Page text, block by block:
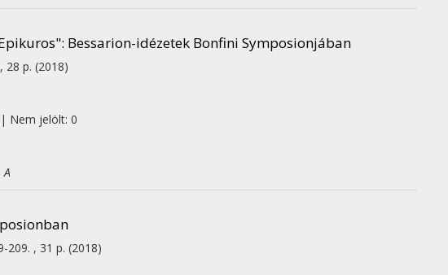
: Bessarion-idézetek Bonfini Symposionjában
28 p. (2018)
Nem jelölt: 0
209. , 31 p. (2018)